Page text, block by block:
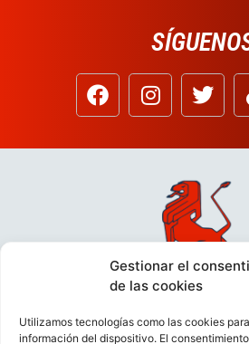
Gestionar el
de las cookies
Utilizamos tecnologías como las cookies
información del dispositivo. El